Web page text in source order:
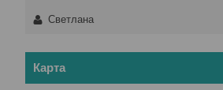
Светлана
Карта